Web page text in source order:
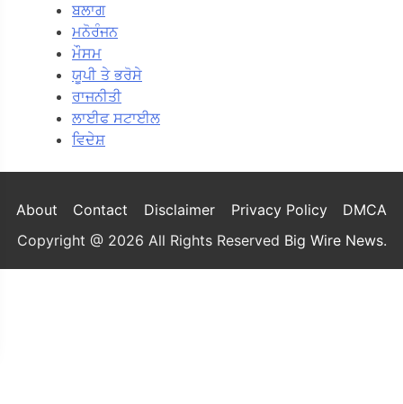
ਬਲਾਗ
ਮਨੋਰੰਜਨ
ਮੌਸਮ
ਯੂਪੀ ਤੇ ਭਰੋਸੇ
ਰਾਜਨੀਤੀ
ਲਾਈਫ ਸਟਾਈਲ
ਵਿਦੇਸ਼
About Contact Disclaimer Privacy Policy
DMCA
Copyright @ 2026 All Rights Reserved Big Wire News.